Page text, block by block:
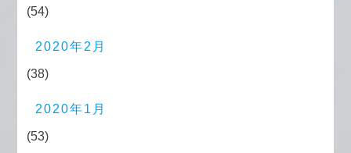
(54)
2020年2月
(38)
2020年1月
(53)